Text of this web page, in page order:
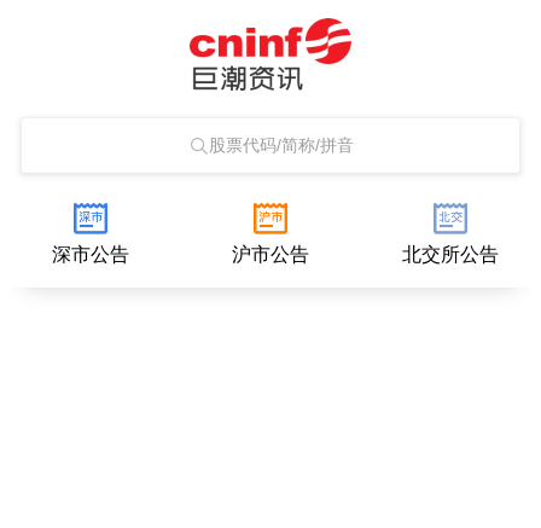
股票代码/简称/拼音
深市公告 沪市公告 北交所公告